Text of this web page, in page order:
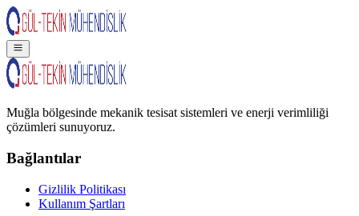
Muğla bölgesinde mekanik tesisat sistemleri ve enerji verimliliği
çözümleri sunuyoruz.
Bağlantılar
Gizlilik Politikası
Kullanım Şartları